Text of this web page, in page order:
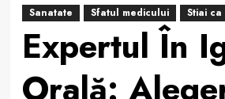
Sanatate Sfatul medicului Stiai ca
Expertul În
Orală: